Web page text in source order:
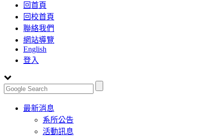
回首頁
回校首頁
聯絡我們
網站導覽
English
登入
Toggle
navigation
最新消息
系所公告
活動訊息